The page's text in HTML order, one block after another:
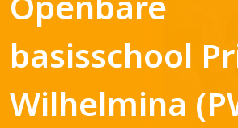
basisschool
Wilhelmina